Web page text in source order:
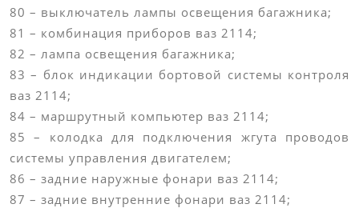
80 – выключатель лампы освещения багажника;
81 – комбинация приборов ваз 2114;
82 – лампа освещения багажника;
83 – блок индикации бортовой системы контроля
ваз 2114;
84 – маршрутный компьютер ваз 2114;
85 – колодка для подключения жгута проводов
системы управления двигателем;
86 – задние наружные фонари ваз 2114;
87 – задние внутренние фонари ваз 2114;